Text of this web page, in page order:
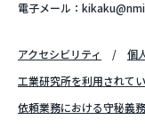
電子メール：
アクセシビリティ 個
工業研究所を利用されて
依頼業務における守秘義